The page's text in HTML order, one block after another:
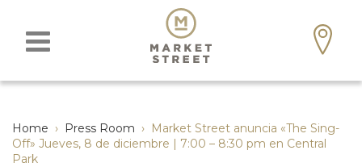
Home › Press Room › Market Street anuncia «The Sing-
Off» Jueves, 8 de diciembre | 7:00 – 8:30 pm en Central
Park